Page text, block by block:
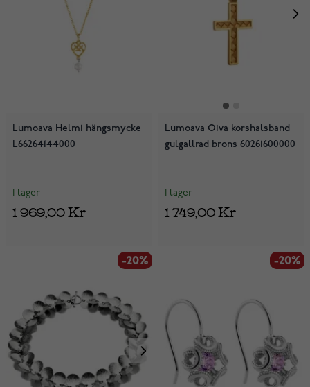
Lumoava Helmi hängsmycke
L66264144000
I lager
1 969,00 Kr
Lumoava Oiva korshalsband
gulgallrad brons 60261600000
I lager
1 749,00 Kr
-20% -20%
-20%